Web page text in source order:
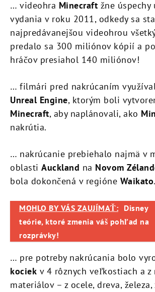
… videohra Minecraft žne
vydania v roku 2011, odkedy sa
najpredávanejšou videohrou
predalo sa 300 miliónov kópií a
hráčov presiahol 140 miliónov!
… filmári pred nakrúcaním
Unreal Engine, ktorým boli
Minecraft, aby naplánovali, ako
nakrútia.
… nakrúcanie prebiehalo najmä v
oblasti Auckland na Novom
bola dokončená v regióne Waikato.
MOHLO BY VÁS ZAUJÍMAŤ: Disney
teórie, ktoré zmenia váš pohľad na
rozprávky!
… pre potreby nakrúcania bolo
kociek v 4 rôznych veľkostiach a z
materiálov – z ocele, dreva,